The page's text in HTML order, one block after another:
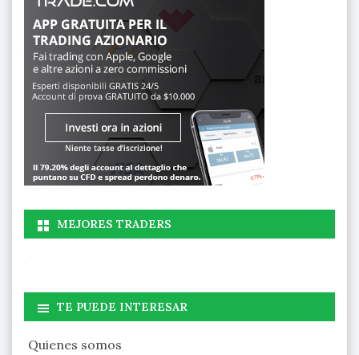
MEJORES TRADERS
TE PUEDE INTERESAR
Quienes somos